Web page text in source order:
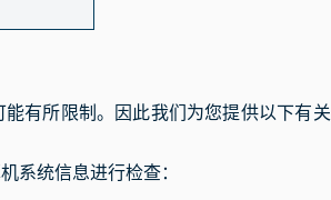
有所限制。因此我们为您提供以下有关
系统信息进行检查：